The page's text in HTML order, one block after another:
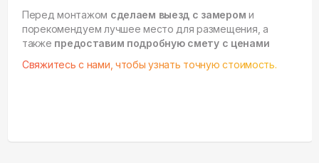
Перед монтажом сделаем выезд с замером и
порекомендуем лучшее место для размещения, а
также предоставим подробную смету с ценами
Свяжитесь с нами, чтобы узнать точную стоимость.